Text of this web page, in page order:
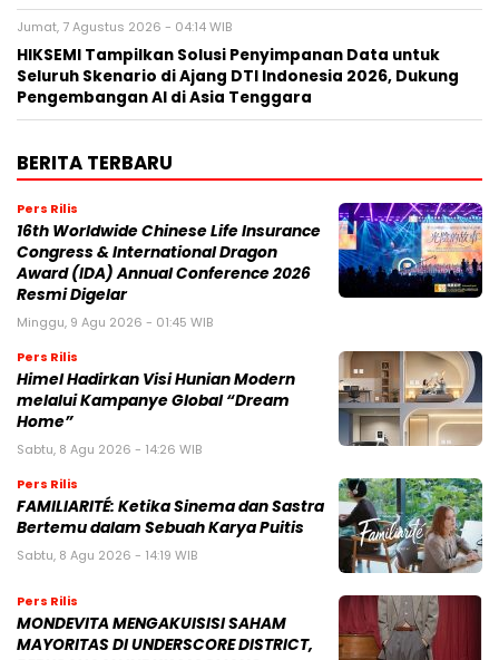
Jumat, 7 Agustus 2026 - 04:14 WIB
HIKSEMI Tampilkan Solusi Penyimpanan Data untuk
Seluruh Skenario di Ajang DTI Indonesia 2026, Dukung
Pengembangan AI di Asia Tenggara
BERITA TERBARU
Pers Rilis
16th Worldwide Chinese Life Insurance
Congress & International Dragon
Award (IDA) Annual Conference 2026
Resmi Digelar
Minggu, 9 Agu 2026 - 01:45 WIB
Pers Rilis
Himel Hadirkan Visi Hunian Modern
melalui Kampanye Global “Dream
Home”
Sabtu, 8 Agu 2026 - 14:26 WIB
Pers Rilis
FAMILIARITÉ: Ketika Sinema dan Sastra
Bertemu dalam Sebuah Karya Puitis
Sabtu, 8 Agu 2026 - 14:19 WIB
Pers Rilis
MONDEVITA MENGAKUISISI SAHAM
MAYORITAS DI UNDERSCORE DISTRICT,